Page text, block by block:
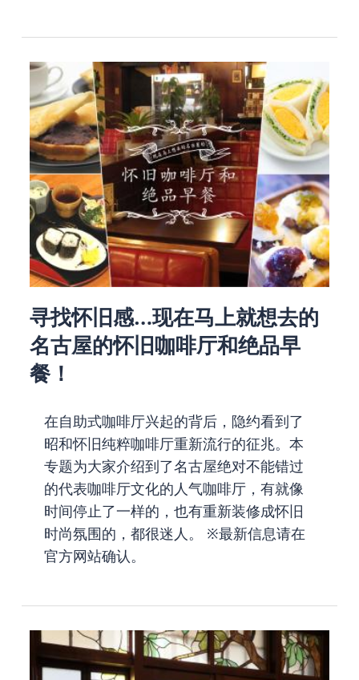
寻找怀旧感…现在马上就想去的
名古屋的怀旧咖啡厅和绝品早
餐！
在自助式咖啡厅兴起的背后，隐约看到了
昭和怀旧纯粹咖啡厅重新流行的征兆。本
专题为大家介绍到了名古屋绝对不能错过
的代表咖啡厅文化的人气咖啡厅，有就像
时间停止了一样的，也有重新装修成怀旧
时尚氛围的，都很迷人。 ※最新信息请在
官方网站确认。